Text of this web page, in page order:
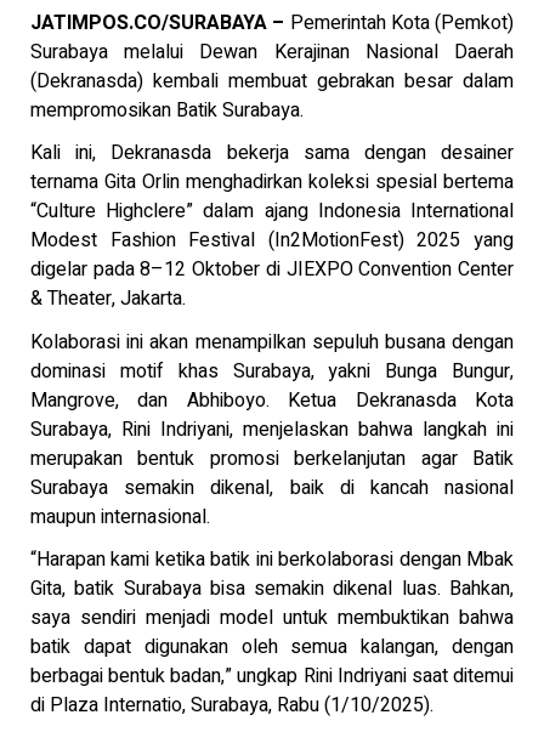
JATIMPOS.CO/SURABAYA – Pemerintah Kota (Pemkot)
Surabaya melalui Dewan Kerajinan Nasional Daerah
(Dekranasda) kembali membuat gebrakan besar dalam
mempromosikan Batik Surabaya.
Kali ini, Dekranasda bekerja sama dengan desainer
ternama Gita Orlin menghadirkan koleksi spesial bertema
“Culture Highclere” dalam ajang Indonesia International
Modest Fashion Festival (In2MotionFest) 2025 yang
digelar pada 8–12 Oktober di JIEXPO Convention Center
& Theater, Jakarta.
Kolaborasi ini akan menampilkan sepuluh busana dengan
dominasi motif khas Surabaya, yakni Bunga Bungur,
Mangrove, dan Abhiboyo. Ketua Dekranasda Kota
Surabaya, Rini Indriyani, menjelaskan bahwa langkah ini
merupakan bentuk promosi berkelanjutan agar Batik
Surabaya semakin dikenal, baik di kancah nasional
maupun internasional.
“Harapan kami ketika batik ini berkolaborasi dengan Mbak
Gita, batik Surabaya bisa semakin dikenal luas. Bahkan,
saya sendiri menjadi model untuk membuktikan bahwa
batik dapat digunakan oleh semua kalangan, dengan
berbagai bentuk badan,” ungkap Rini Indriyani saat ditemui
di Plaza Internatio, Surabaya, Rabu (1/10/2025).